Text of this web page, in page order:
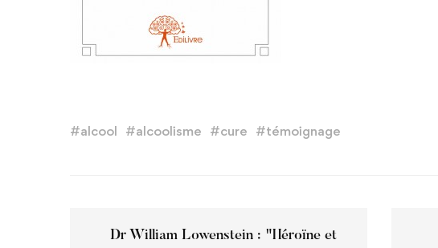
#alcool #alcoolisme #cure #témoignage
Dr William Lowenstein : "Héroïne et